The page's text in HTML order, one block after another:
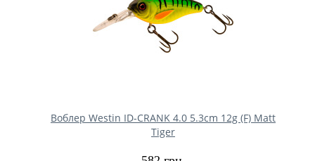
Воблер Westin ID-CRANK 4.0 5.3cm 12g (F) Matt
Tiger